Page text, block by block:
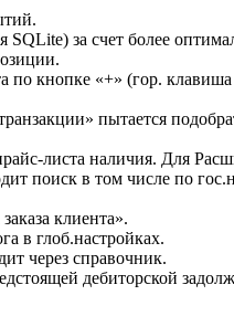
SQLite) за счет более
по кнопке «+» (гор.
пытается
листа наличия. Для
поиск в том числе по
клиента».
в глоб.настройках.
через справочник.
дебиторской